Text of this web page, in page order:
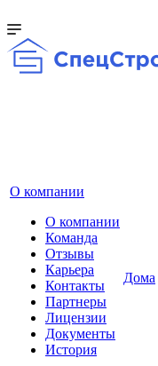
О компании
О компании
Команда
Отзывы
Карьера
Контакты
Партнеры
Лицензии
Документы
История
Дома